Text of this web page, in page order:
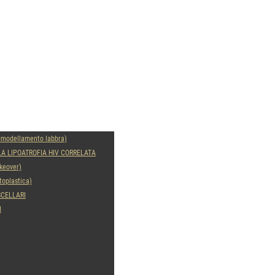
labbra)
LIPOATROFIA HIV CORRELATA